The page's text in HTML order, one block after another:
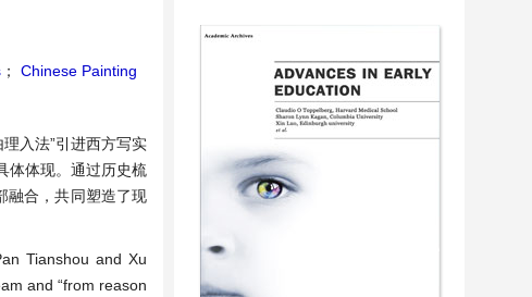
；
Chinese Painting
入法”引进西方写实
体体现。通过历史梳
融合，共同塑造了现
Tianshou and Xu
and “from reason